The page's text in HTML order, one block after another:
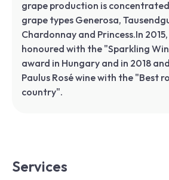
grape production is
grape types Generosa,
Chardonnay and Princess.In
honoured with the "Sparkling
award in Hungary and in 2018
Paulus Rosé wine with the "Best
country".
Services